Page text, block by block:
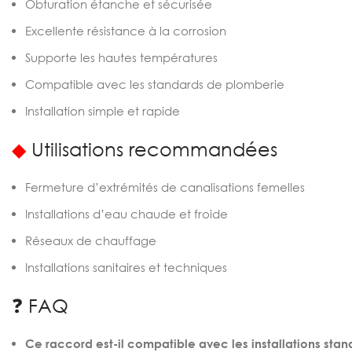
Obturation étanche et sécurisée
Excellente résistance à la corrosion
Supporte les hautes températures
Compatible avec les standards de plomberie
Installation simple et rapide
◆Utilisations recommandées
Fermeture d’extrémités de canalisations femelles
Installations d’eau chaude et froide
Réseaux de chauffage
Installations sanitaires et techniques
❓ FAQ
Ce raccord est-il compatible avec les installations